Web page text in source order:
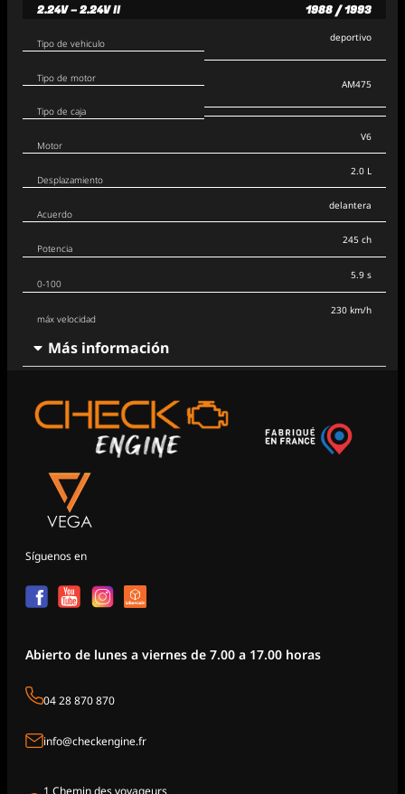
2.24V – 2.24V II 1988 / 1993
Tipo de vehiculo
Tipo de motor
Tipo de caja
deportivo
AM475
Motor
Desplazamiento
Acuerdo
V6
2.0 L
delantera
Potencia
0-100
máx velocidad
245 ch
5.9 s
230 km/h
Más información
Síguenos en
Abierto de lunes a viernes de 7.00 a 17.00 horas
04 28 870 870
info@checkengine.fr
1 Chemin des voyageurs